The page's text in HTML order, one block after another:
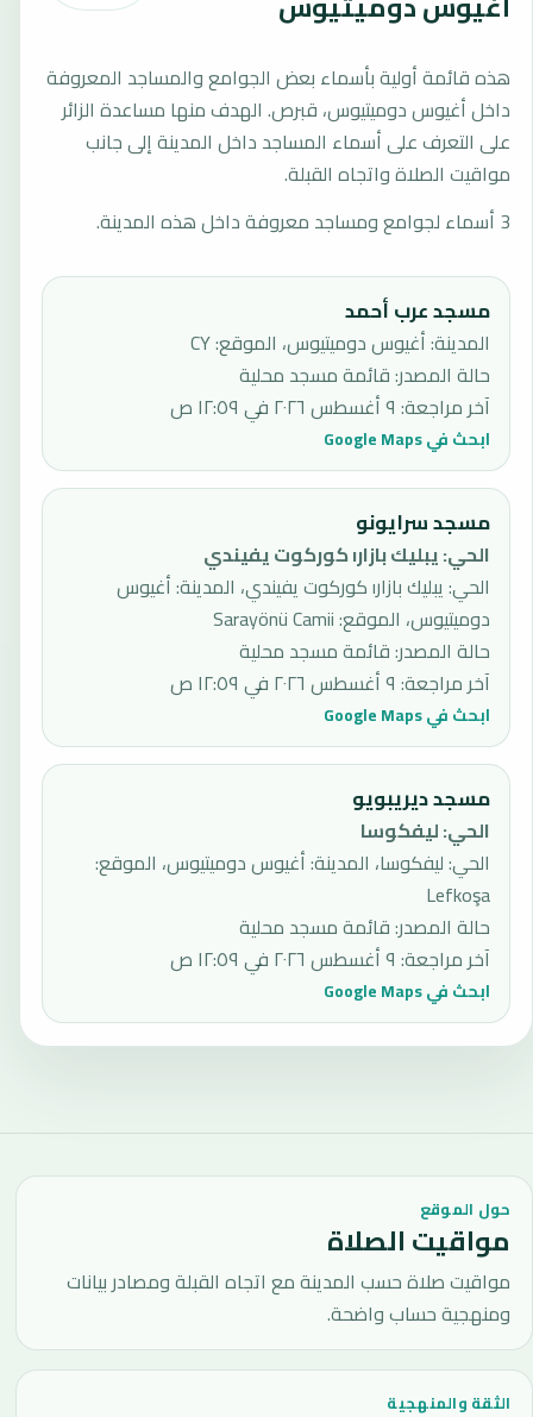
هذه قائمة أولية بأسماء بعض الجوامع والمساجد المعروفة
داخل أغيوس دوميتيوس، قبرص. الهدف منها مساعدة الزائر
على التعرف على أسماء المساجد داخل المدينة إلى جانب
مواقيت الصلاة واتجاه القبلة.
3 أسماء لجوامع ومساجد معروفة داخل هذه المدينة.
مسجد عرب أحمد
المدينة: أغيوس دوميتيوس، الموقع: CY
حالة المصدر:قائمة مسجد محلية
آخر مراجعة: ٩ أغسطس ٢٠٢٦ في ١٢:٥٩ ص
ابحث في Google Maps
مسجد سرايونو
الحي:يبليك بازارı كوركوت يفيندي
الحي: يبليك بازارı كوركوت يفيندي، المدينة: أغيوس
دوميتيوس، الموقع: Sarayönü Camii
حالة المصدر:قائمة مسجد محلية
آخر مراجعة: ٩ أغسطس ٢٠٢٦ في ١٢:٥٩ ص
ابحث في Google Maps
مسجد ديريبويو
الحي:ليفكوسا
الحي: ليفكوسا، المدينة: أغيوس دوميتيوس، الموقع:
Lefkoşa
حالة المصدر:قائمة مسجد محلية
آخر مراجعة: ٩ أغسطس ٢٠٢٦ في ١٢:٥٩ ص
ابحث في Google Maps
حول الموقع
مواقيت الصلاة
مواقيت صلاة حسب المدينة مع اتجاه القبلة ومصادر بيانات
ومنهجية حساب واضحة.
الثقة والمنهجية